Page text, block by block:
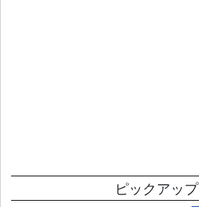
ピックアップ